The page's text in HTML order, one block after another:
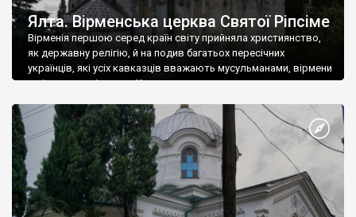
Ялта. Вірменська церква Святої Ріпсіме
Вірменія першою серед країн світу прийняла християнство,
як державну релігію, й на подив багатьох пересічних
українців, які усіх кавказців вважають мусульманами, вірмени
є відданими вірянами Христа